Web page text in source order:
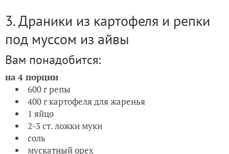
3. Драники из картофеля и репки
под муссом из айвы
Вам понадобится:
на 4 порции
600 г репы
400 г картофеля для жаренья
1 яйцо
2-3 ст. ложки муки
соль
мускатный орех